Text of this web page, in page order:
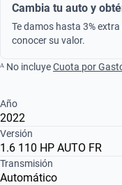
Cambia tu auto y
Te damos hasta 3%
conocer su valor.
ᴬ No incluyeCuota por
Año
2022
Versión
1.6 110 HP AUTO FR
Transmisión
Automático